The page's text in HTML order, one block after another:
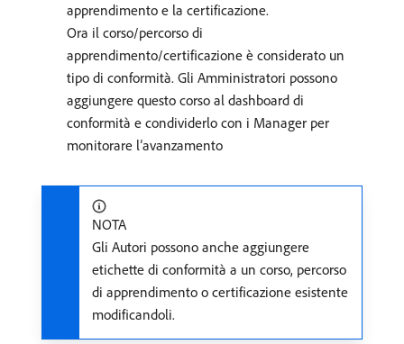
apprendimento e la certificazione.
Ora il corso/percorso di
apprendimento/certificazione è considerato un
tipo di conformità. Gli Amministratori possono
aggiungere questo corso al dashboard di
conformità e condividerlo con i Manager per
monitorare l’avanzamento
NOTA
Gli Autori possono anche aggiungere
etichette di conformità a un corso, percorso
di apprendimento o certificazione esistente
modificandoli.